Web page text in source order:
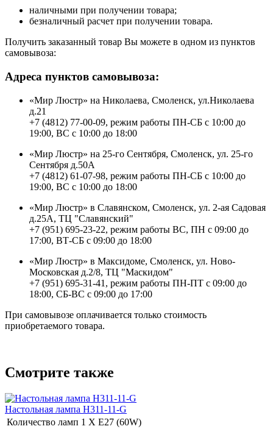
наличными при получении товара;
безналичный расчет при получении товара.
Получить заказанный товар Вы можете в одном из пунктов
самовывоза:
Адреса пунктов самовывоза:
«Мир Люстр» на Николаева, Смоленск, ул.Николаева
д.21
+7 (4812) 77-00-09, режим работы ПН-СБ с 10:00 до
19:00, ВС с 10:00 до 18:00
«Мир Люстр» на 25-го Сентября, Смоленск, ул. 25-го
Сентября д.50А
+7 (4812) 61-07-98, режим работы ПН-СБ с 10:00 до
19:00, ВС с 10:00 до 18:00
«Мир Люстр» в Славянском, Смоленск, ул. 2-ая Садовая
д.25А, ТЦ "Славянский"
+7 (951) 695-23-22, режим работы ВС, ПН с 09:00 до
17:00, ВТ-СБ с 09:00 до 18:00
«Мир Люстр» в Максидоме, Смоленск, ул. Ново-
Московская д.2/8, ТЦ "Маскидом"
+7 (951) 695-31-41, режим работы ПН-ПТ с 09:00 до
18:00, СБ-ВС с 09:00 до 17:00
При самовывозе оплачивается только стоимость
приобретаемого товара.
Смотрите также
Настольная лампа H311-11-G
Количество ламп 1 Х E27 (60W)